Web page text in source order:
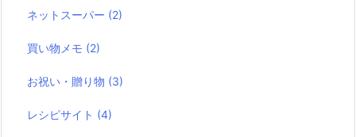
ネットスーパー (2)
買い物メモ (2)
お祝い・贈り物 (3)
レシピサイト (4)